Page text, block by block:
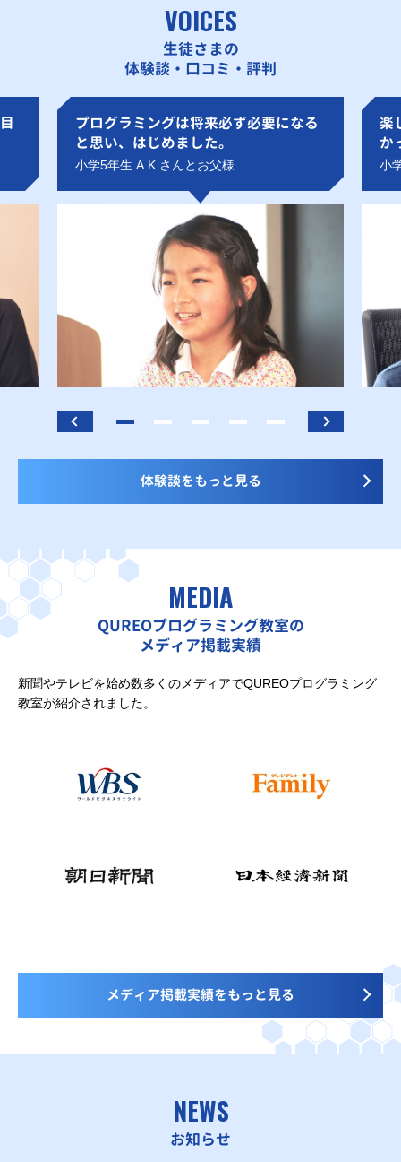
VOICES
生徒さまの
体験談・口コミ・評判
プログラミングは将来必ず必要になる
と思い、はじめました。
小学5年生 A.K.さんとお父様
楽
か
小
体験談をもっと見る
MEDIA
QUREOプログラミング教室の
メディア掲載実績
新聞やテレビを始め数多くのメディアでQUREOプログラミング
教室が紹介されました。
メディア掲載実績をもっと見る
NEWS
お知らせ